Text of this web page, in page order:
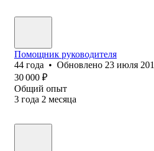
Помощник руководителя
44 года • Обновлено 23 июля
30 000 ₽
Общий опыт
3 года 2 месяца